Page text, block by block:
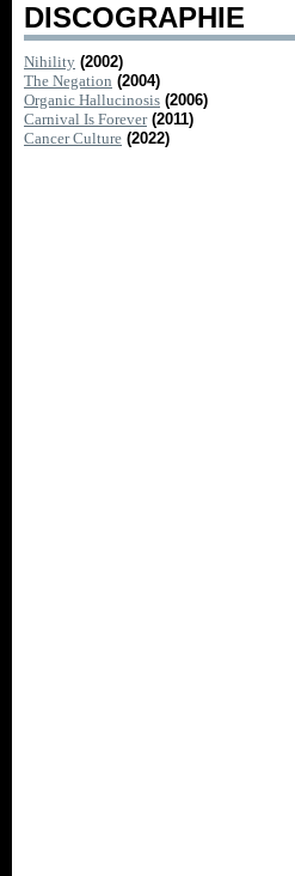
DISCOGRAPHIE
Nihility (2002)
The Negation (2004)
Organic Hallucinosis (2006)
Carnival Is Forever (2011)
Cancer Culture (2022)